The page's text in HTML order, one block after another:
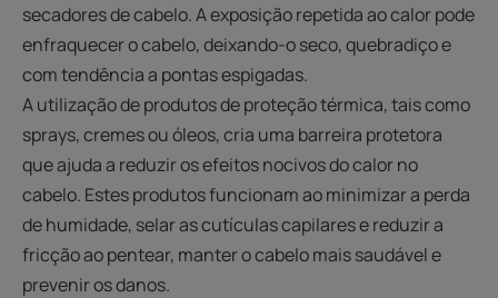
secadores de cabelo. A exposição repetida ao calor pode
enfraquecer o cabelo, deixando-o seco, quebradiço e
com tendência a pontas espigadas.
A utilização de produtos de proteção térmica, tais como
sprays, cremes ou óleos, cria uma barreira protetora
que ajuda a reduzir os efeitos nocivos do calor no
cabelo. Estes produtos funcionam ao minimizar a perda
de humidade, selar as cutículas capilares e reduzir a
fricção ao pentear, manter o cabelo mais saudável e
prevenir os danos.